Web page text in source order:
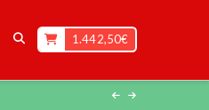
1.442,50€